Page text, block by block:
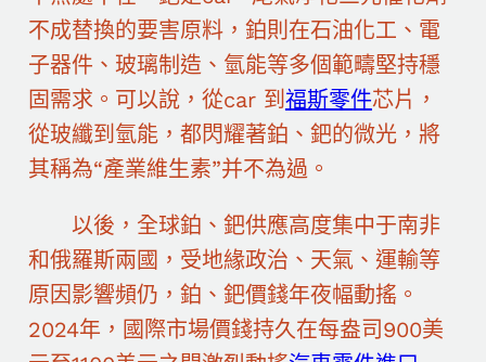
不成替換的要害原料，鉑則在石油化工、電
子器件、玻璃制造、氫能等多個範疇堅持穩
固需求。可以說，從car 到 福斯零件芯片，
從玻纖到氫能，都閃耀著鉑、鈀的微光，將
其稱為“產業維生素”并不為過。
以後，全球鉑、鈀供應高度集中于南非
和俄羅斯兩國，受地緣政治、天氣、運輸等
原因影響頻仍，鉑、鈀價錢年夜幅動搖。
2024年，國際市場價錢持久在每盎司900美